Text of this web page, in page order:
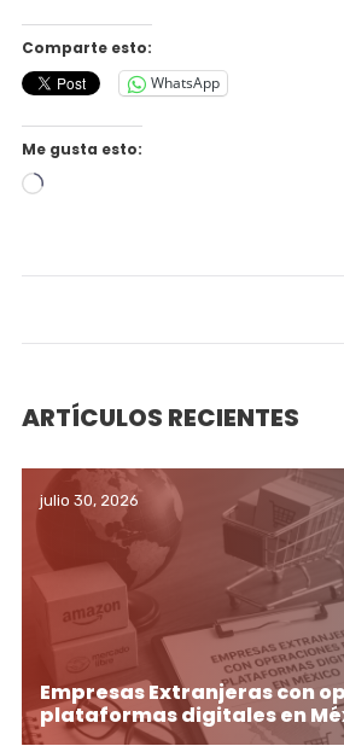
Comparte esto:
WhatsApp
Me gusta esto:
Cargando...
ARTÍCULOS RECIENTES
julio 30, 2026
Empresas Extranjeras con
plataformas digitales en